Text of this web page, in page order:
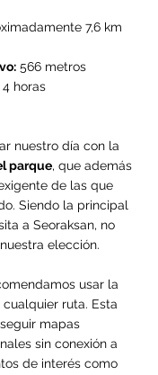
7,6 km
566 metros
4 horas
nuestro día con la
parque, que además
de las que
Siendo la principal
a Seoraksan, no
elección.
usar la
cualquier ruta. Esta
mapas
sin conexión a
de interés como